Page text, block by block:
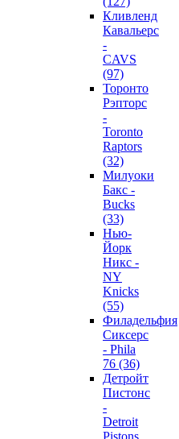
Кливленд
Кавальерс
-
CAVS
(97)
Торонто
Рэпторс
-
Toronto
Raptors
(32)
Милуоки
Бакс -
Bucks
(33)
Нью-
Йорк
Никс -
NY
Knicks
(55)
Филадельфия
Сиксерс
- Phila
76 (36)
Детройт
Пистонс
-
Detroit
Pistons